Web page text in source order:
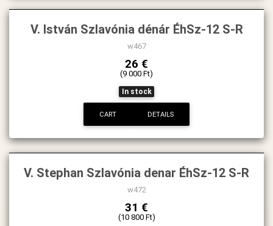
V. István Szlavónia dénár ÉhSz-12 S-R
w467
26 €
(9 000 Ft)
In stock
CART DETAILS
V. Stephan Szlavónia denar ÉhSz-12 S-R
w472
31 €
(10 800 Ft)